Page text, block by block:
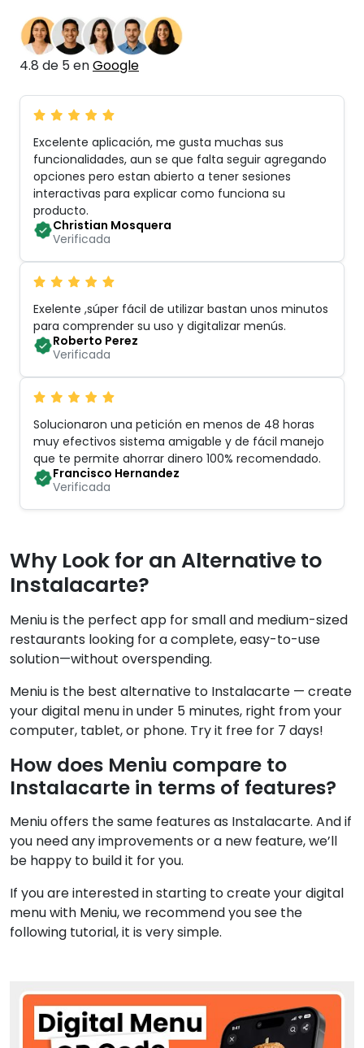
4.8 de 5 enGoogle
Excelente aplicación, me gusta muchas sus
funcionalidades, aun se que falta seguir agregando
opciones pero estan abierto a tener sesiones
interactivas para explicar como funciona su
producto.
Christian Mosquera
Verificada
Exelente ,súper fácil de utilizar bastan unos minutos
para comprender su uso y digitalizar menús.
Roberto Perez
Verificada
Solucionaron una petición en menos de 48 horas
muy efectivos sistema amigable y de fácil manejo
que te permite ahorrar dinero 100% recomendado.
Francisco Hernandez
Verificada
Why Look for an Alternative to
Instalacarte?
Meniu is the perfect app for small and medium-sized
restaurants looking for a complete, easy-to-use
solution—without overspending.
Meniu is the best alternative to Instalacarte — create
your digital menu in under 5 minutes, right from your
computer, tablet, or phone. Try it free for 7 days!
How does Meniu compare to
Instalacarte in terms of features?
Meniu offers the same features as Instalacarte. And if
you need any improvements or a new feature, we’ll
be happy to build it for you.
If you are interested in starting to create your digital
menu with Meniu, we recommend you see the
following tutorial, it is very simple.